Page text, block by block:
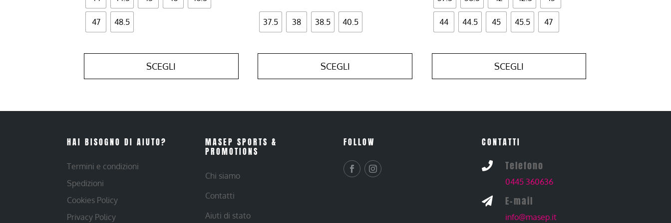
47 48.5
SCEGLI
37.5 38 38.5 40.5
SCEGLI
44 44.5 45 45.5 47
SCEGLI
HAI BISOGNO DI AIUTO?
Termini e condizioni
Spedizioni
Cookies Policy
Privacy Policy
MASEP SPORTS &
PROMOTIONS
Chi siamo
Contatti
Aiuti di stato
FOLLOW CONTATTI
 Telefono
0445 360636
 E-mail
info@masep.it